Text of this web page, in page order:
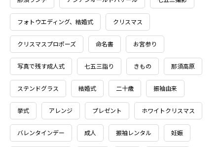
フォトウエディング、結婚式 クリスマス
クリスマスプロポーズ 命名書 お宮参り
写真で残す成人式 七五三詣り きもの 那須高原
ステンドグラス 結婚式 二十歳 振袖由来
挙式 アレンジ プレゼント ホワイトクリスマス
バレンタインデー 成人 振袖レンタル 妊娠